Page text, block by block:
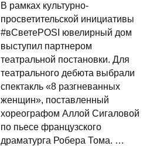
В рамках культурно-
просветительской инициативы
#вСветеPOSI ювелирный дом
выступил партнером
театральной постановки. Для
театрального дебюта выбрали
спектакль «8 разгневанных
женщин», поставленный
хореографом Аллой Сигаловой
по пьесе французского
драматурга Робера Тома. …